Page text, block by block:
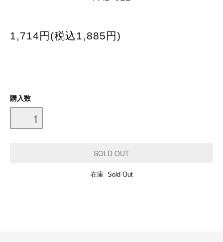
1,714円(税込1,885円)
購入数
在庫 Sold Out